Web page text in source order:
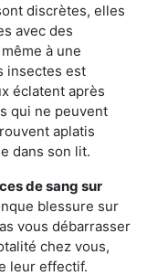
discrètes, elles
avec des
à une
insectes est
éclatent après
qui ne peuvent
aplatis
dans son lit.
de sang sur
blessure sur
vous débarrasser
chez vous,
leur effectif.